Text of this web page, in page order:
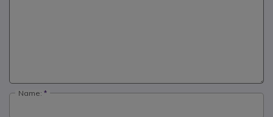
Name: